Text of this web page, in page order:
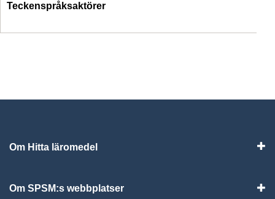
Teckenspråksaktörer
Om Hitta läromedel
Om SPSM:s webbplatser